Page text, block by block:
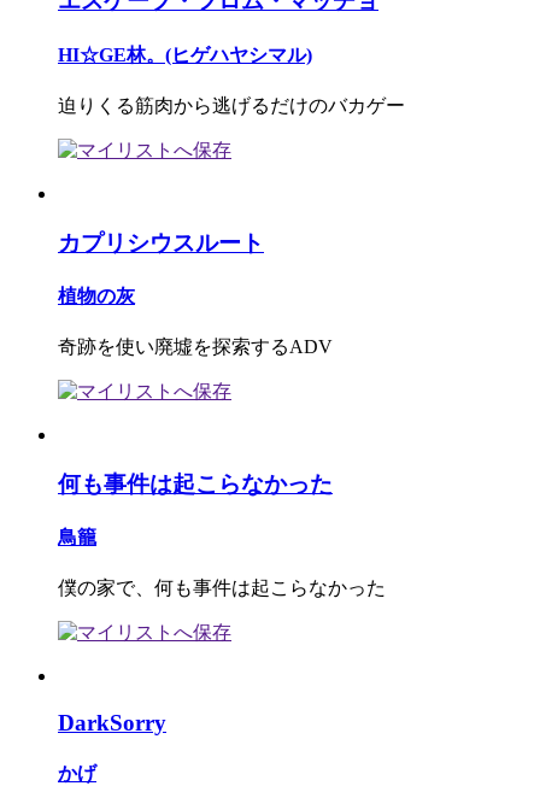
HI☆GE林。(ヒゲハヤシマル)
迫りくる筋肉から逃げるだけのバカゲー
カプリシウスルート
植物の灰
奇跡を使い廃墟を探索するADV
何も事件は起こらなかった
鳥籠
僕の家で、何も事件は起こらなかった
DarkSorry
かげ